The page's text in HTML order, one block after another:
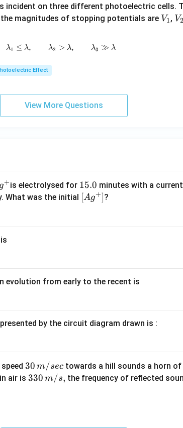
incident on three different photoelectric cells.
the magnitudes of stopping potentials are V
V1, V
V2
\lambda_1 \le \lambda, \qquad
λ1 ≤ λ, λ2 > λ, λ3 ≫ λ
Effect
View More Questions
g+is electrolysed for 1
5.
15.0 minutes with a
What was the initial
\lef
[Ag+]?
evolution from early to the recent is
by the circuit diagram drawn is :
30
\,
30 m/sec towards a hill sounds a horn
air is33
330 m/s, the frequency of reflected